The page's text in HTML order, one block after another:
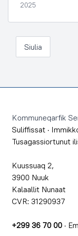
2025
Siulia
Kommuneqarfik
Suliffissat ·
Tusagassiortunut
Kuussuaq 2,
3900 Nuuk
Kalaallit Nunaat
CVR: 31290937
+299 36 70 00 ·